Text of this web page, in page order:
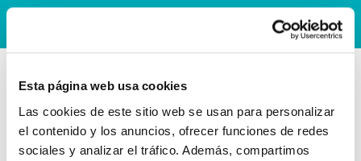
Esta página web usa cookies
Las cookies de este sitio web se usan para personalizar
el contenido y los anuncios, ofrecer funciones de redes
sociales y analizar el tráfico. Además, compartimos